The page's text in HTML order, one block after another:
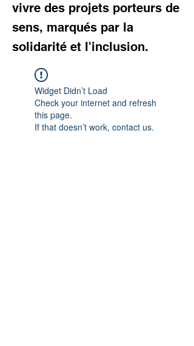
vivre des projets porteurs de
sens, marqués par la
solidarité et l'inclusion.
Widget Didn’t Load
Check your internet and refresh
this page.
If that doesn’t work, contact us.